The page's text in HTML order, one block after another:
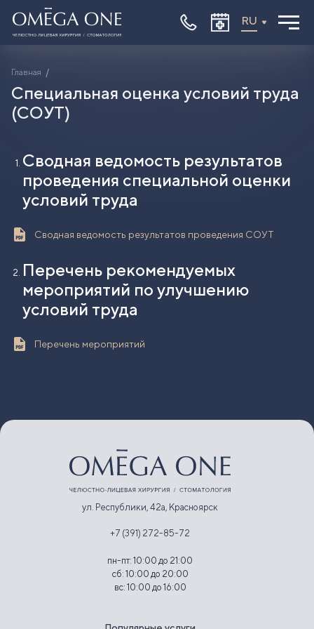
RU
Вакансии
Главная
Специальная оценка условий труда
(СОУТ)
Сводная ведомость результатов
проведения специальной оценки
условий труда
Сводная ведомость результатов проведения СОУТ
Перечень рекомендуемых
мероприятий по улучшению
условий труда
Перечень мероприятий
ул. Республики, 42а, Красноярск
+7 (391) 272-85-72
пн-пт: 10:00 до 21:00
сб: 10:00 до 20:00
вс: 10:00 до 16:00